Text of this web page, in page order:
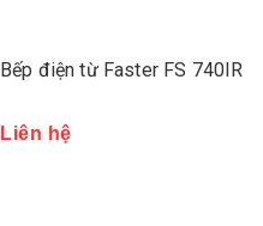
Bếp điện từ Faster FS 740IR
Liên hệ